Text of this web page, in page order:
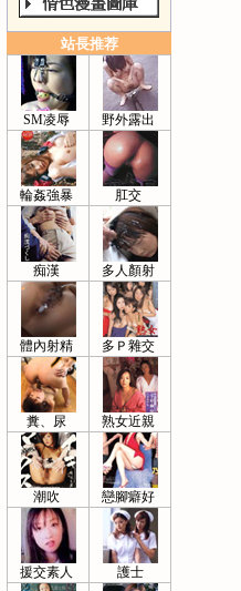
站長推荐
SM凌辱 野外露出
輪姦強暴 肛交
痴漢 多人顏射
體內射精 多Ｐ雜交
糞、尿 熟女近親
潮吹 戀腳癖好
援交素人 護士